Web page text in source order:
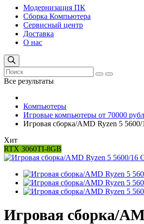
Модернизация ПК
Сборка Компьютера
Сервисный центр
Доставка
О нас
Все результаты
Компьютеры
Игровые компьютеры от 70000
Игровая сборка/AMD Ryzen 5
Хит
RTX 3060TI-8GB
Игровая сборка/